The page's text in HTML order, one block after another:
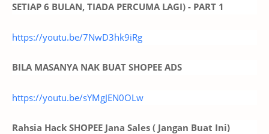
SETIAP 6 BULAN, TIADA PERCUMA LAGI) - PART 1
https://youtu.be/7NwD3hk9iRg
BILA MASANYA NAK BUAT SHOPEE ADS
https://youtu.be/sYMgJEN0OLw
Rahsia Hack SHOPEE Jana Sales ( Jangan Buat Ini)